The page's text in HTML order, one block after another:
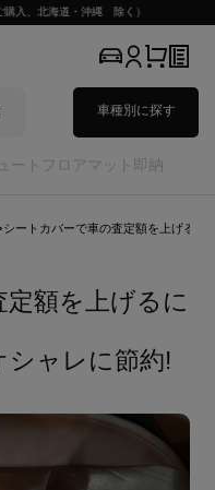
道・沖縄 除く）
車種別に探す
ート フロアマット 即納
シートカバーで車の査定額を上げるに
額を上げるに
シャレに節約!